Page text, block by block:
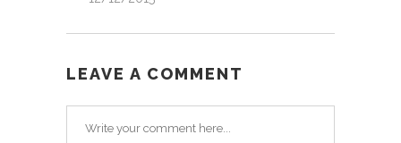
LEAVE A COMMENT